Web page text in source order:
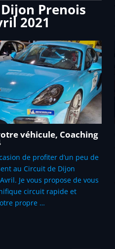
Prenois
2021
véhicule, Coaching
de profiter d’un peu de
au Circuit de Dijon
Je vous propose de vous
circuit rapide et
propre …